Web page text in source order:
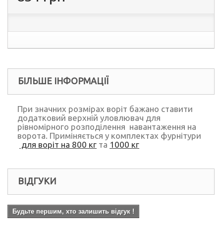
БІЛЬШЕ ІНФОРМАЦІЇ
При значних розмірах воріт бажано ставити
додатковий верхній уловлювач для
рівномірного розподілення навантаження на
ворота. Приміняється у комплектах фурнітури
для воріт на 800 кг та 1000 кг
ВІДГУКИ
Будьте першим, хто залишить відгук !